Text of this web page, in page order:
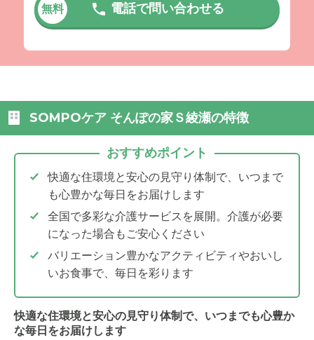
無料 電話で問い合わせる
SOMPOケア そんぽの家Ｓ綾瀬の特徴
おすすめポイント
快適な住環境と安心の見守り体制で、いつまで
も心豊かな毎日をお届けします
全国で多彩な介護サービスを展開。介護が必要
になった場合もご安心ください
バリエーション豊かなアクティビティやおいし
いお食事で、毎日を彩ります
快適な住環境と安心の見守り体制で、いつまでも心豊か
な毎日をお届けします